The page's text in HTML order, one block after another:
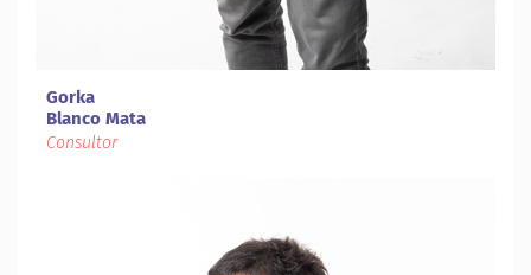
Gorka
Blanco Mata
Consultor